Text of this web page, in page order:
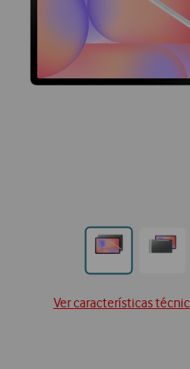
Ir
para
posição0
Ver características